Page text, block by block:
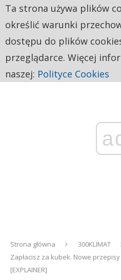
Strona główna 300KLIMAT
Zapłacisz za kubek. Nowe
[EXPLAINER]
Ta strona używa plików
określić warunki
dostępu do plików
przeglądarce. Więcej
naszej: Polityce Cookies